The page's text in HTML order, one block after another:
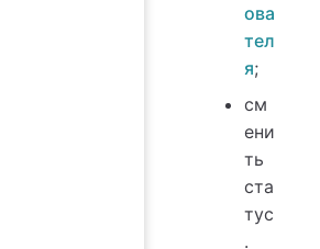
ова
тел
я;
см
ени
ть
ста
тус
.